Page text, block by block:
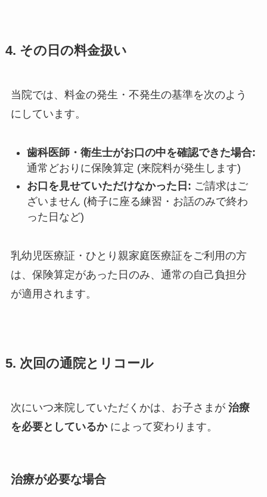
4. その日の料金扱い
当院では、料金の発生・不発生の基準を次のよう
にしています。
歯科医師・衛生士がお口の中を確認できた場合:
通常どおりに保険算定 (来院料が発生します)
お口を見せていただけなかった日: ご請求はご
ざいません (椅子に座る練習・お話のみで終わ
った日など)
乳幼児医療証・ひとり親家庭医療証をご利用の方
は、保険算定があった日のみ、通常の自己負担分
が適用されます。
5. 次回の通院とリコール
次にいつ来院していただくかは、お子さまが 治療
を必要としているかによって変わります。
治療が必要な場合